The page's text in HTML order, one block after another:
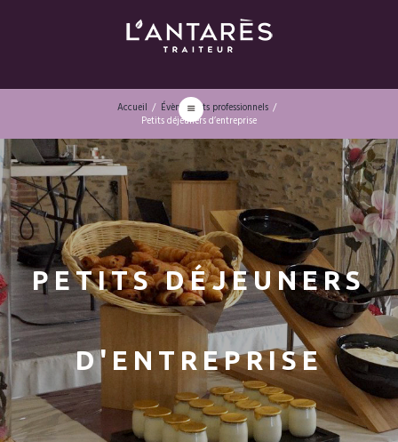
Accueil
Évènements professionnels
Petits déjeuners d’entreprise
PETITS DÉJEUNERS
D'ENTREPRISE